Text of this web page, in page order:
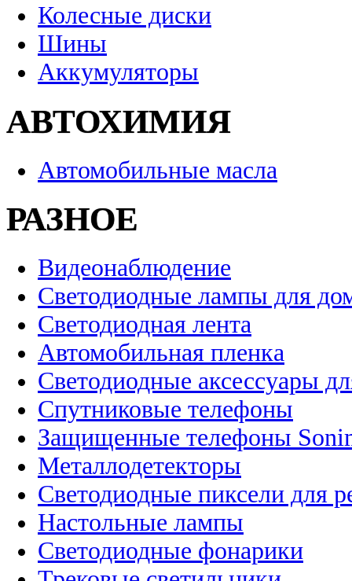
Колесные диски
Шины
Аккумуляторы
АВТОХИМИЯ
Автомобильные масла
РАЗНОЕ
Видеонаблюдение
Светодиодные лампы для
Светодиодная лента
Автомобильная пленка
Светодиодные аксессуары
Спутниковые телефоны
Защищенные телефоны
Металлодетекторы
Светодиодные пиксели для
Настольные лампы
Светодиодные фонарики